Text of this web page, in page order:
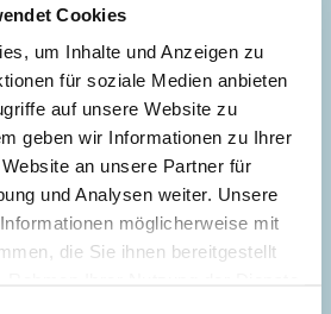
Cookies
um Inhalte und Anzeigen zu
für soziale Medien anbieten
auf unsere Website zu
geben wir Informationen zu Ihrer
an unsere Partner für
und Analysen weiter. Unsere
möglicherweise mit
die Sie ihnen bereitgestellt